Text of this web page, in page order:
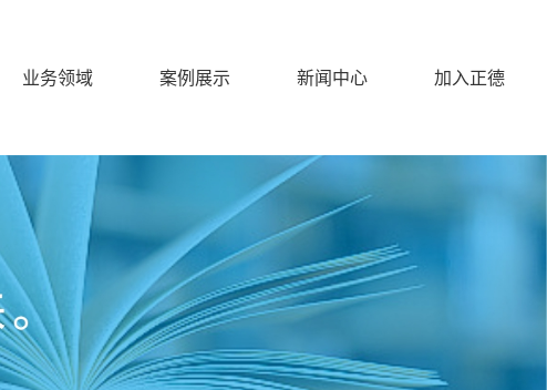
业务领域 案例展示 新闻中心 加入正德